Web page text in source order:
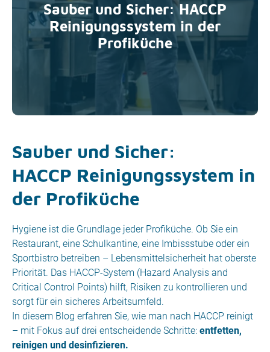
Sauber und Sicher: HACCP
Reinigungssystem in der
Profiküche
Sauber und Sicher:
HACCP Reinigungssystem in
der Profiküche
Hygiene ist die Grundlage jeder Profiküche. Ob Sie ein
Restaurant, eine Schulkantine, eine Imbissstube oder ein
Sportbistro betreiben – Lebensmittelsicherheit hat oberste
Priorität. Das HACCP-System (Hazard Analysis and
Critical Control Points) hilft, Risiken zu kontrollieren und
sorgt für ein sicheres Arbeitsumfeld.
In diesem Blog erfahren Sie, wie man nach HACCP reinigt
– mit Fokus auf drei entscheidende Schritte: entfetten,
reinigen und desinfizieren.